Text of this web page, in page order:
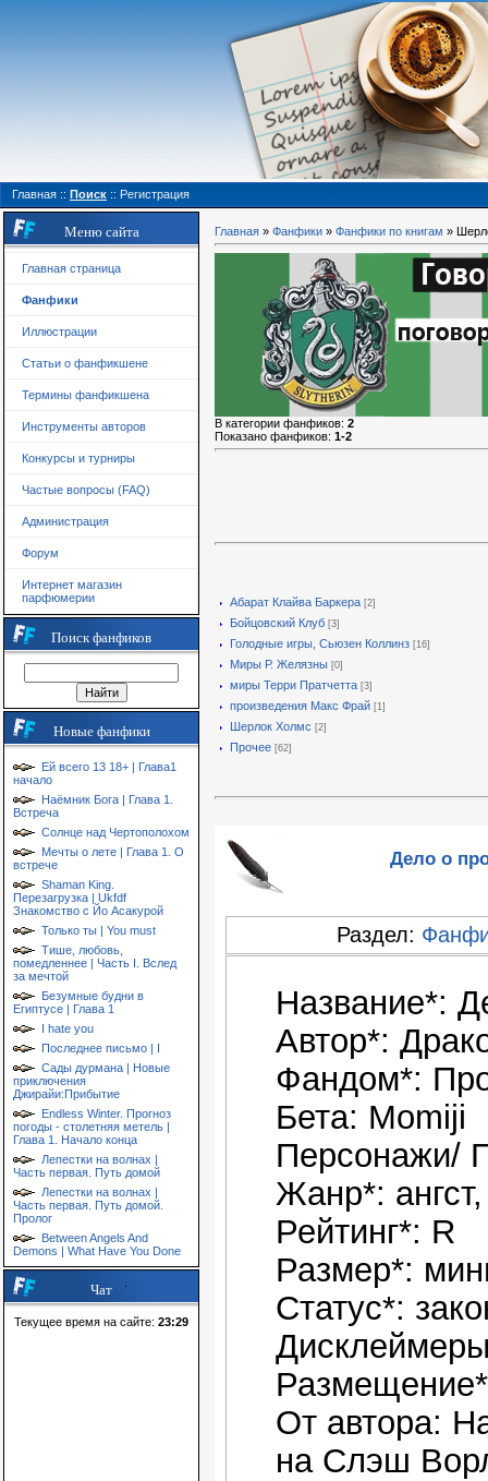
Главная :: Поиск :: Регистрация
Меню сайта
Главная страница
Фанфики
Иллюстрации
Статьи о фанфикшене
Термины фанфикшена
Инструменты авторов
Конкурсы и турниры
Частые вопросы (FAQ)
Администрация
Форум
Интернет магазин
парфюмерии
Поиск фанфиков
Новые фанфики
Ей всего 13 18+ | Глава1
начало
Наёмник Бога | Глава 1.
Встреча
Солнце над Чертополохом
Мечты о лете | Глава 1. О
встрече
Shaman King.
Перезагрузка | Ukfdf
Знакомство с Йо Асакурой
Только ты | You must
Тише, любовь,
помедленнее | Часть I. Вслед
за мечтой
Безумные будни в
Египтусе | Глава 1
I hate you
Последнее письмо | I
Сады дурмана | Новые
приключения
Джирайи:Прибытие
Endless Winter. Прогноз
погоды - столетняя метель |
Глава 1. Начало конца
Лепестки на волнах |
Часть первая. Путь домой
Лепестки на волнах |
Часть первая. Путь домой.
Пролог
Between Angels And
Demons | What Have You Done
Чат
Текущее время на сайте: 23:29
Главная » Фанфики » Фанфики по книгам »
В категории фанфиков: 2
Показано фанфиков: 1-2
Абарат Клайва Баркера [2]
Бойцовский Клуб [3]
Голодные игры, Сьюзен Коллинз [16]
Миры Р. Желязны [0]
миры Терри Пратчетта [3]
произведения Макс Фрай [1]
Шерлок Холмс [2]
Прочее [62]
Дело о
Раздел:
Название*:
Автор*:
Фандом*:
Бета: Momiji
Персонажи/
Жанр*:
Рейтинг*: R
Размер*:
Статус*:
От автора:
на Слэш